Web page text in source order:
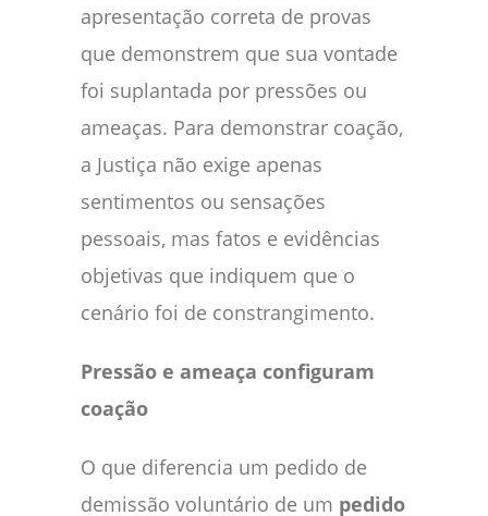
apresentação correta de provas
que demonstrem que sua vontade
foi suplantada por pressões ou
ameaças. Para demonstrar coação,
a Justiça não exige apenas
sentimentos ou sensações
pessoais, mas fatos e evidências
objetivas que indiquem que o
cenário foi de constrangimento.
Pressão e ameaça configuram
coação
O que diferencia um pedido de
demissão voluntário de um pedido